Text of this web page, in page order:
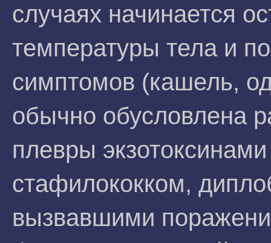
случаях начинается
температуры тела и
симптомов (кашель,
обычно обусловлена
плевры
стафилококком,
вызвавшими